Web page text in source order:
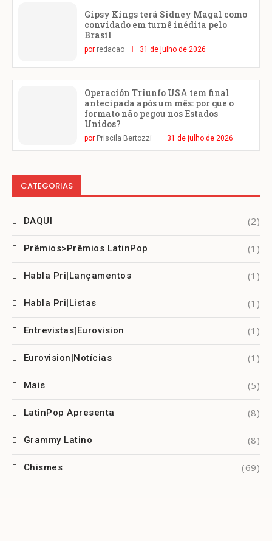
Gipsy Kings terá Sidney Magal como
convidado em turnê inédita pelo
Brasil
por redacao 31 de julho de 2026
Operación Triunfo USA tem final
antecipada após um mês: por que o
formato não pegou nos Estados
Unidos?
por Priscila Bertozzi 31 de julho de 2026
CATEGORIAS
DAQUI (2)
Prêmios>Prêmios LatinPop (1)
Habla Pri|Lançamentos (1)
Habla Pri|Listas (1)
Entrevistas|Eurovision (1)
Eurovision|Notícias (1)
Mais (5)
LatinPop Apresenta (8)
Grammy Latino (8)
Chismes (69)